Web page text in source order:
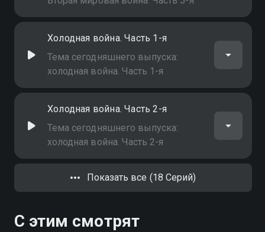
Холодная война. Часть 1-я
Тема сегодняшнего выпуска:
холодная война. Часть 1-я
Холодная война. Часть 2-я
Тема сегодняшнего выпуска:
холодная война. Часть 2-я
Показать все (18 Серий)
С этим смотрят